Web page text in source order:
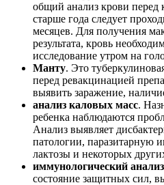
общий анализ крови
старше года следует
месяцев. Для получения
результата, кровь
исследование утром на
Манту. Это
перед ревакцинацией
выявить заражение,
анализ каловых масс.
ребенка наблюдаются
Анализ выявляет
патологии, паразитарную
лактозы и некоторых
иммунологический
состояние защитных сил,